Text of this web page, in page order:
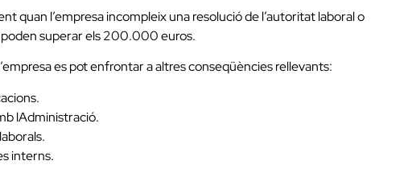
quan l’empresa incompleix una resolució de l’autoritat laboral o
poden superar els 200.000 euros.
es pot enfrontar a altres conseqüències rellevants:
lAdministració.
interns.